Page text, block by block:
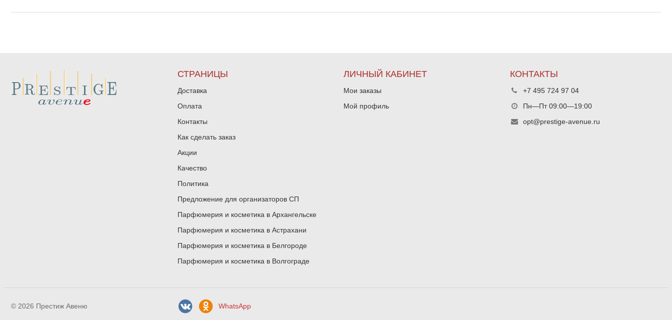
СТРАНИЦЫ
Доставка
Оплата
Контакты
Как сделать заказ
Акции
Качество
Политика
Предложение для организаторов СП
Парфюмерия и косметика в Архангельске
Парфюмерия и косметика в Астрахани
Парфюмерия и косметика в Белгороде
Парфюмерия и косметика в Волгограде
ЛИЧНЫЙ КАБИНЕТ
Мои заказы
Мой профиль
КОНТАКТЫ
+7 495 724 97 04
Пн—Пт 09:00—19:00
opt@prestige-avenue.ru
© 2026 Престиж Авеню WhatsApp